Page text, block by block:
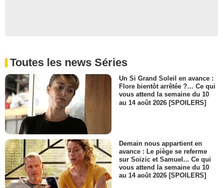
Toutes les news Séries
Un Si Grand Soleil en avance :
Flore bientôt arrêtée ?… Ce qui
vous attend la semaine du 10
au 14 août 2026 [SPOILERS]
Demain nous appartient en
avance : Le piège se referme
sur Soizic et Samuel... Ce qui
vous attend la semaine du 10
au 14 août 2026 [SPOILERS]